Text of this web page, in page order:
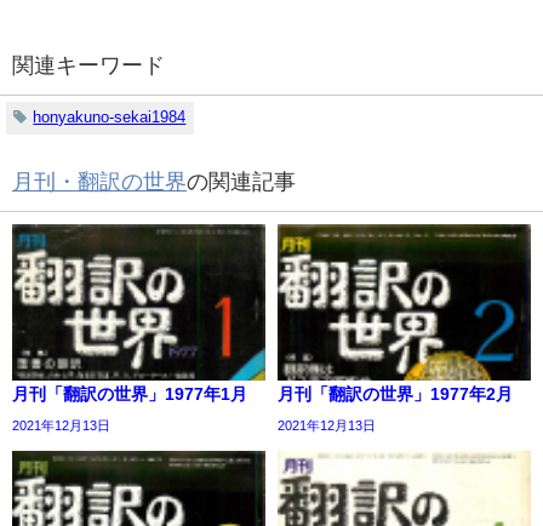
関連キーワード
honyakuno-sekai1984
月刊・翻訳の世界の関連記事
月刊「翻訳の世界」1977年1月
2021年12月13日
月刊「翻訳の世界」1977年2月
2021年12月13日